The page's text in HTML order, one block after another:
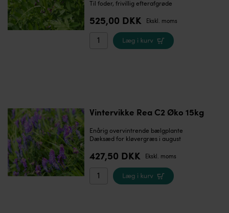
Til foder, frivillig efterafgrøde
525,00 DKK Ekskl. moms
Vintervikke Rea C2 Øko 15kg
Enårig overvintrende bælgplante
Dæksæd for kløvergræs i august
427,50 DKK Ekskl. moms